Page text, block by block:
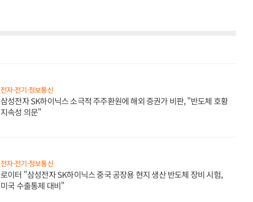
전자·전기·정보통신
삼성전자 SK하이닉스 소극적 주주환원에 해외 증권가 비판, "반도체 호황
지속성 의문"
전자·전기·정보통신
로이터 "삼성전자 SK하이닉스 중국 공장용 현지 생산 반도체 장비 시험,
미국 수출통제 대비"